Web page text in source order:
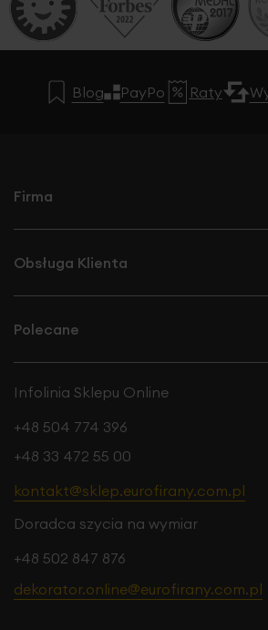
Blog PayPo Raty
Firma
Obsługa Klienta
Polecane
Infolinia Sklepu Online
+48 504 774 396
+48 33 472 55 00
kontakt@sklep.eurofirany.com.pl
Doradca szycia na wymiar
+48 502 847 876
dekorator.online@eurofirany.com.pl